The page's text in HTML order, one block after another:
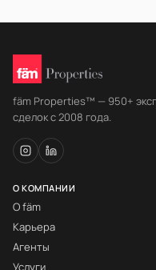
fäm Properties™ — 950+
сделок с 2008 года.
О КОМПАНИИ
О fäm
Карьера
Агенты
Услуги